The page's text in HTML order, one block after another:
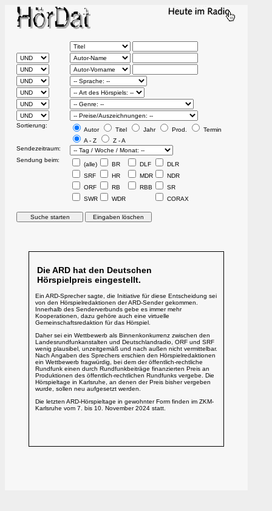
Sortierung:
Autor Titel Jahr Prod.
Termin
A - Z
Z - A
Sendezeitraum:
Sendung beim:
(alle) BR DLF
DLR
SRF
HR MDR
NDR
ORF
RB RBB
SR
SWR
WDR CORAX
Die ARD hat den Deutschen
Hörspielpreis eingestellt.
Ein ARD-Sprecher sagte, die Initiative für diese Entscheidung sei
von den Hörspielredaktionen der ARD-Sender gekommen.
Innerhalb des Senderverbunds gebe es immer mehr
Kooperationen, dazu gehöre auch eine virtuelle
Gemeinschaftsredaktion für das Hörspiel.
Daher sei ein Wettbewerb als Binnenkonkurrenz zwischen den
Landesrundfunkanstalten und Deutschlandradio, ORF und SRF
wenig plausibel, unzeitgemäß und nach außen nicht vermittelbar.
Nach Angaben des Sprechers erschien den Hörspielredaktionen
ein Wettbewerb fragwürdig, bei dem der öffentlich-rechtliche
Rundfunk einen durch Rundfunkbeiträge finanzierten Preis an
Produktionen des öffentlich-rechtlichen Rundfunks vergebe. Die
Hörspieltage in Karlsruhe, an denen der Preis bisher vergeben
wurde, sollen neu aufgesetzt werden.
Die letzten ARD-Hörspieltage in gewohnter Form finden im ZKM-
Karlsruhe vom 7. bis 10. November 2024 statt.